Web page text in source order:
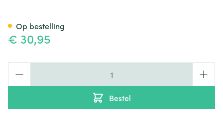
€ 30,95
Bestel
Op bestelling